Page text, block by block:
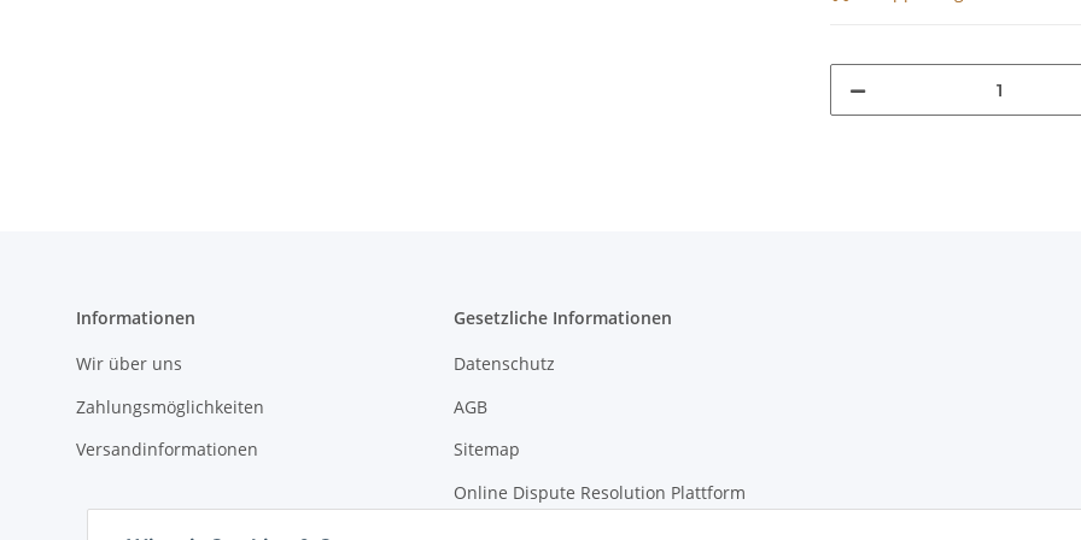
Informationen
Wir über uns
Zahlungsmöglichkeiten
Versandinformationen
Gesetzliche Informationen
Datenschutz
AGB
Sitemap
Online Dispute Resolution Plattform